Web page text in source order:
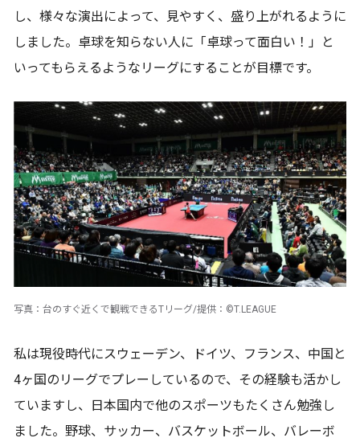
し、様々な演出によって、見やすく、盛り上がれるように
しました。卓球を知らない人に「卓球って面白い！」と
いってもらえるようなリーグにすることが目標です。
写真：台のすぐ近くで観戦できるTリーグ/提供：©T.LEAGUE
私は現役時代にスウェーデン、ドイツ、フランス、中国と
4ヶ国のリーグでプレーしているので、その経験も活かし
ていますし、日本国内で他のスポーツもたくさん勉強し
ました。野球、サッカー、バスケットボール、バレーボ